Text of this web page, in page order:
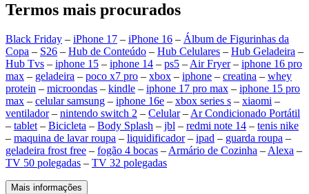
Termos mais procurados
Black Friday – iPhone 17 – iPhone 16 – Álbum de Figurinhas da
Copa – S26 – Hub de Conteúdo – Hub Celulares – Hub Geladeira –
Hub Tvs – iphone 15 – iphone 14 – ps5 – Air Fryer– iphone 16 pro
max – geladeira – poco x7 pro – xbox – iphone – creatina – whey
protein – microondas – kindle – iphone 17 pro max – iphone 15 pro
max – celular samsung – iphone 16e – xbox series s – xiaomi –
ventilador– nintendo switch 2 – Celular– Ar Condicionado Portátil
– tablet – Bicicleta – Body Splash – jbl – redmi note 14 – tenis nike
– maquina de lavar roupa – liquidificador– ipad – guarda roupa –
geladeira frost free – fogão 4 bocas – Armário de Cozinha – Alexa –
TV 50 polegadas – TV 32 polegadas
Mais informações